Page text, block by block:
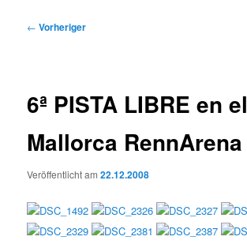
Beitragsnavigation
← Vorheriger
6ª PISTA LIBRE en el
Mallorca RennArena
Veröffentlicht am22.12.2008